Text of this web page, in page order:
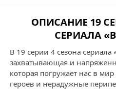
ОПИСАНИЕ 19
СЕРИАЛА
В 19 серии 4 сезона
захватывающая и
которая погружает нас в
героев и нерадужные